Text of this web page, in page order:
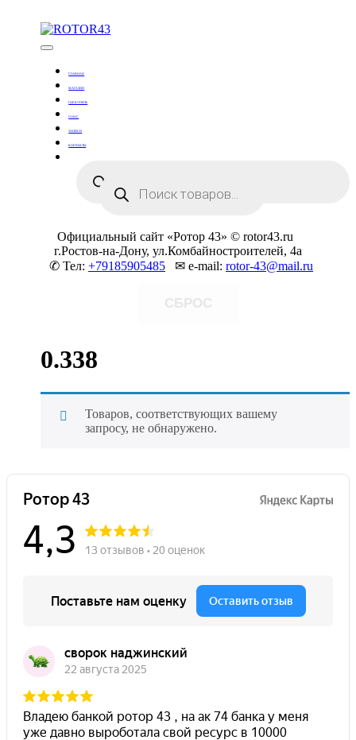
Тюнинг оружия
ГЛАВНАЯ
МАГАЗИН
ГДЕ КУПИТЬ
О НАС
ЗАПИСИ
КОНТАКТЫ
товаровПоиск
товаров
Официальный сайт «Ротор 43» © rotor43.ru
г.Ростов-на-Дону, ул.Комбайностроителей, 4а
✆ Тел: +79185905485 ✉ e-mail: rotor-43@mail.ru
0.338
Товаров, соответствующих вашему
запросу, не обнаружено.